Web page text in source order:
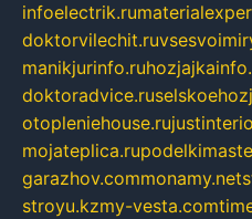
infoelectrik.ru
doktorvilechit.ru
manikjurinfo.ru
doktoradvice.ru
otopleniehouse.ru
mojateplica.ru
garazhov.commonamy.net
stroyu.kzmy-vesta.com